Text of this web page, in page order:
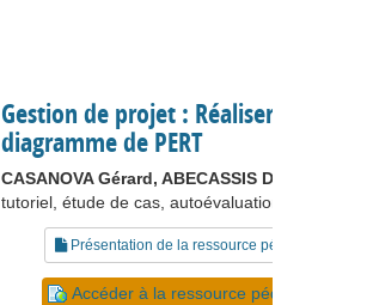
Gestion de projet : Réaliser le
diagramme de PERT
CASANOVA Gérard, ABECASSIS Denis
tutoriel, étude de cas, autoévaluation, exercice
Présentation de la ressource pédagogique
Accéder à la ressource pédagogique